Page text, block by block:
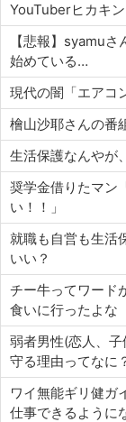
YouTuberヒカキ
【悲報】syamu
始めている…
現代の闇「エアコ
檜山沙耶さんの番
生活保護なんやが
奨学金借りたマン
い！！」
就職も自営も生活
いい？
チー牛ってワード
食いに行ったよな
弱者男性(恋人、
守る理由ってなに
ワイ無能ギリ健ガ
仕事できるように